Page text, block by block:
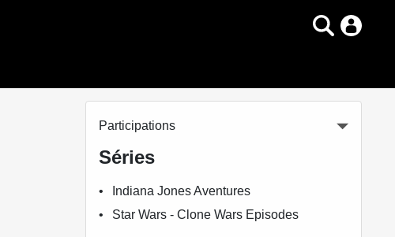
Participations
Séries
Indiana Jones Aventures
Star Wars - Clone Wars Episodes